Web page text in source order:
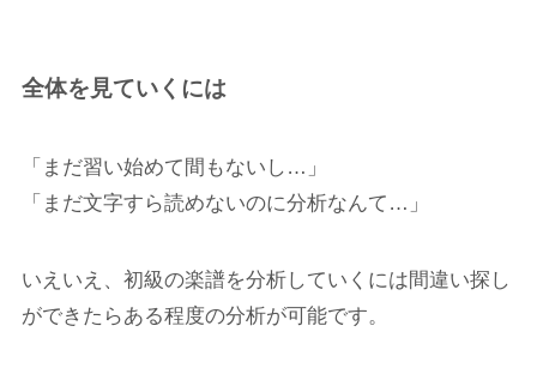
全体を見ていくには
「まだ習い始めて間もないし…」
「まだ文字すら読めないのに分析なんて…」
いえいえ、初級の楽譜を分析していくには間違い探し
ができたらある程度の分析が可能です。